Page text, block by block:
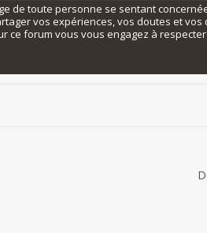
de toute personne se sentant
vos expériences, vos doutes et vos
ce forum vous vous engagez à